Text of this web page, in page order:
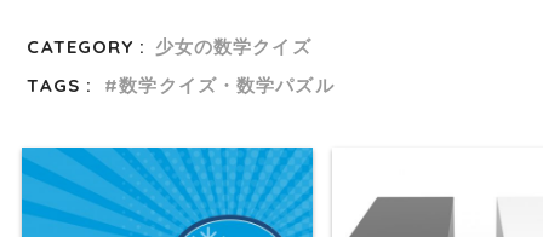
CATEGORY : 少女の数学クイズ
TAGS :
数学クイズ・数学パズル